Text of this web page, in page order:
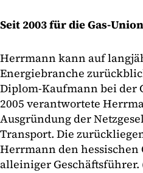
Seit 2003 für die Gas-
Herrmann kann auf
Energiebranche
Diplom-Kaufmann bei der
2005 verantwortete
Ausgründung der
Transport. Die
Herrmann den hessischen
alleiniger Geschäftsführer.